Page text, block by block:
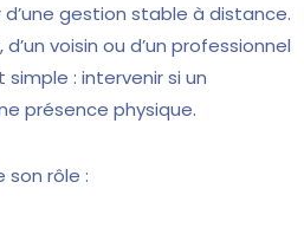
d’une gestion stable à distance.
d’un voisin ou d’un professionnel
: intervenir si un
présence physique.
son rôle :